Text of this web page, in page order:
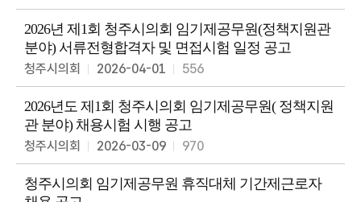
2026년 제1회 청주시의회 임기제공무원(정책지원관
분야) 서류전형합격자 및 면접시험 일정 공고
청주시의회 2026-04-01 556
2026년도 제1회 청주시의회 임기제공무원( 정책지원
관 분야) 채용시험 시행 공고
청주시의회 2026-03-09 970
청주시의회 임기제공무원 휴직대체 기간제근로자